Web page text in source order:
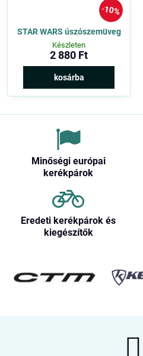
10%
STAR WARS úszószemüveg
Készleten
2 880 Ft
kosárba
Minőségi európai
kerékpárok
Eredeti kerékpárok és
kiegészítők